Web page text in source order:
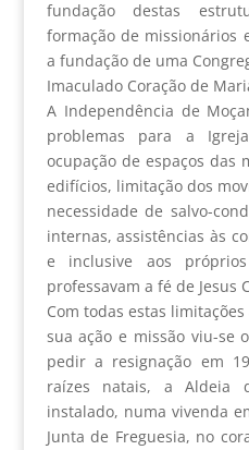
fundação destas
formação de missionários
a fundação de uma
Imaculado Coração de
A Independência de
problemas para a
ocupação de espaços das
edifícios, limitação dos
necessidade de salvo-
internas, assistências às
e inclusive aos
professavam a fé de Jesus
Com todas estas
sua ação e missão viu-se
pedir a resignação em
raízes natais, a Aldeia
instalado, numa vivenda
Junta de Freguesia, no